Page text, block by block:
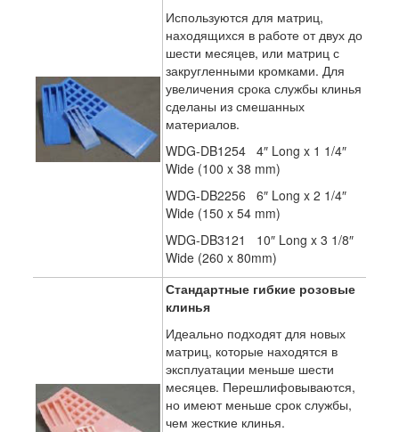
Используются для матриц,
находящихся в работе от двух до
шести месяцев, или матриц с
закругленными кромками. Для
увеличения срока службы клинья
сделаны из смешанных
материалов.
WDG-DB1254 4″ Long x 1 1/4″
Wide (100 x 38 mm)
WDG-DB2256 6″ Long x 2 1/4″
Wide (150 x 54 mm)
WDG-DB3121 10″ Long x 3 1/8″
Wide (260 x 80mm)
Стандартные гибкие розовые
клинья
Идеально подходят для новых
матриц, которые находятся в
эксплуатации меньше шести
месяцев. Перешлифовываются,
но имеют меньше срок службы,
чем жесткие клинья.